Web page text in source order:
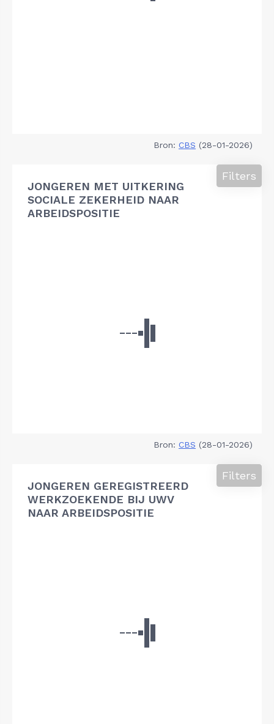
Bron: CBS (28-01-2026)
JONGEREN MET UITKERING
SOCIALE ZEKERHEID NAAR
ARBEIDSPOSITIE
Filters
Bron: CBS (28-01-2026)
JONGEREN GEREGISTREERD
WERKZOEKENDE BIJ UWV
NAAR ARBEIDSPOSITIE
Filters